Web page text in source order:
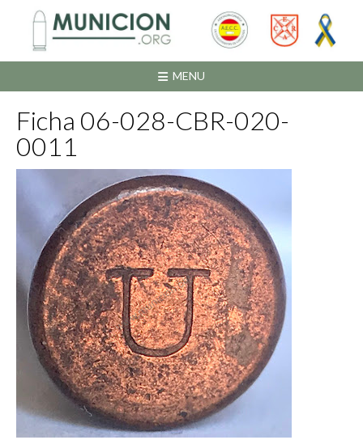
contenido
MENU
Ficha 06-028-CBR-020-
0011